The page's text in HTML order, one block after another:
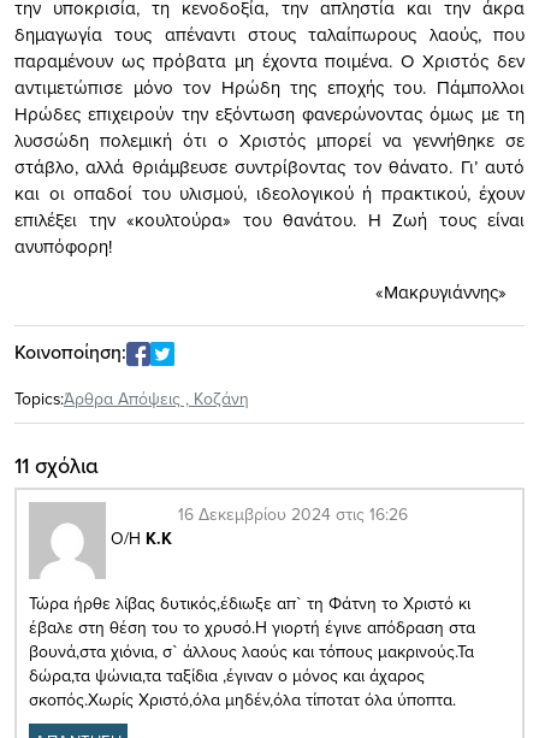
την υποκρισία, τη κενοδοξία, την απληστία και την άκρα
δημαγωγία τους απέναντι στους ταλαίπωρους λαούς, που
παραμένουν ως πρόβατα μη έχοντα ποιμένα. Ο Χριστός δεν
αντιμετώπισε μόνο τον Ηρώδη της εποχής του. Πάμπολλοι
Ηρώδες επιχειρούν την εξόντωση φανερώνοντας όμως με τη
λυσσώδη πολεμική ότι ο Χριστός μπορεί να γεννήθηκε σε
στάβλο, αλλά θριάμβευσε συντρίβοντας τον θάνατο. Γι’ αυτό
και οι οπαδοί του υλισμού, ιδεολογικού ή πρακτικού, έχουν
επιλέξει την «κουλτούρα» του θανάτου. Η Ζωή τους είναι
ανυπόφορη!
«Μακρυγιάννης»
Κοινοποίηση:
Topics:Άρθρα Απόψεις , Κοζάνη
11 σχόλια
Ο/Η Κ.Κ
16 Δεκεμβρίου 2024 στις 16:26
Τώρα ήρθε λίβας δυτικός,έδιωξε απ` τη Φάτνη το Χριστό κι
έβαλε στη θέση του το χρυσό.Η γιορτή έγινε απόδραση στα
βουνά,στα χιόνια, σ` άλλους λαούς και τόπους μακρινούς.Τα
δώρα,τα ψώνια,τα ταξίδια ,έγιναν ο μόνος και άχαρος
σκοπός.Χωρίς Χριστό,όλα μηδέν,όλα τίποτατ όλα ύποπτα.